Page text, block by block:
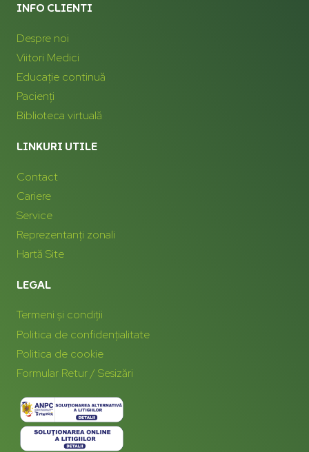
INFO CLIENTI
Despre noi
Viitori Medici
Educație continuă
Pacienți
Biblioteca virtuală
LINKURI UTILE
Contact
Cariere
Service
Reprezentanți zonali
Hartă Site
LEGAL
Termeni și condiții
Politica de confidențialitate
Politica de cookie
Formular Retur / Sesizări